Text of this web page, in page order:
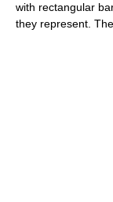
with rectangular
they represent.